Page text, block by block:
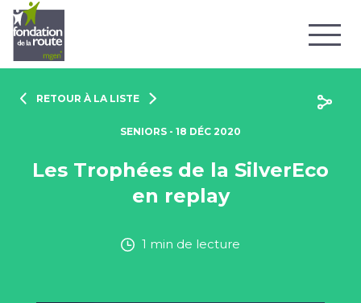
RETOUR À LA LISTE
SENIORS - 18 DÉC 2020
Les Trophées de la SilverEco
en replay
1 min de lecture